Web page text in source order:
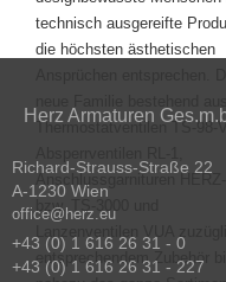
technisch ausgereifte
die höchsten ästhetischen
Thermostatventilen TS-98-
bzw. TS-3000 und
entsprechendem Zubehör
Herz Armaturen
Richard-Strauss-Straße 22
A-1230 Wien
office@herz.eu
+43 (0) 1 616 26 31 - 0
+43 (0) 1 616 26 31 - 227